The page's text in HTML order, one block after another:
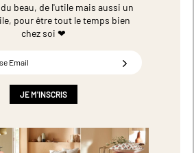
beau, de l'utile mais aussi un
pour être tout le temps bien
chez soi ❤
JE M'INSCRIS